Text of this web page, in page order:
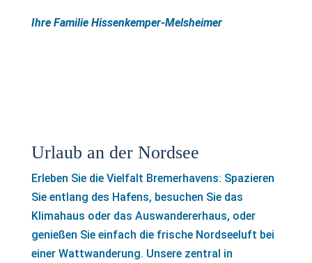
Ihre Familie Hissenkemper-Melsheimer
Urlaub an der Nordsee
Erleben Sie die Vielfalt Bremerhavens: Spazieren
Sie entlang des Hafens, besuchen Sie das
Klimahaus oder das Auswandererhaus, oder
genießen Sie einfach die frische Nordseeluft bei
einer Wattwanderung. Unsere zentral in